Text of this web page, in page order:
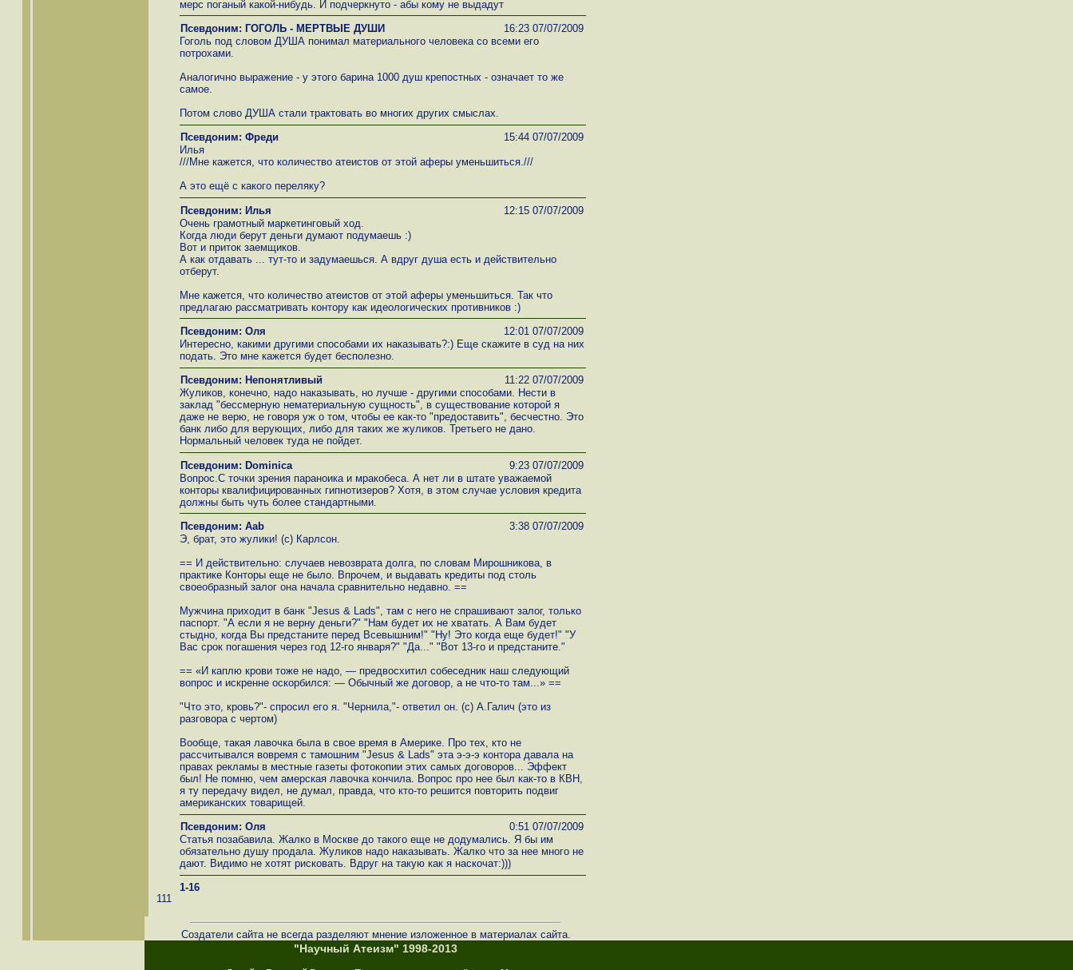
мерс поганый какой-нибудь. И подчеркнуто - абы кому не выдадут
Псевдоним: ГОГОЛЬ - МЕРТВЫЕ ДУШИ
16:23 07/07/2009
Гоголь под словом ДУША понимал материального человека со всеми его
потрохами.
Аналогично выражение - у этого барина 1000 душ крепостных - означает то же
самое.
Потом слово ДУША стали трактовать во многих других смыслах.
Псевдоним: Фреди
15:44 07/07/2009
Илья
///Мне кажется, что количество атеистов от этой аферы уменьшиться.///
А это ещё с какого переляку?
Псевдоним: Илья
12:15 07/07/2009
Очень грамотный маркетинговый ход.
Когда люди берут деньги думают подумаешь :)
Вот и приток заемщиков.
А как отдавать ... тут-то и задумаешься. А вдруг душа есть и действительно
отберут.
Мне кажется, что количество атеистов от этой аферы уменьшиться. Так что
предлагаю рассматривать контору как идеологических противников :)
Псевдоним: Оля
12:01 07/07/2009
Интересно, какими другими способами их наказывать?:) Еще скажите в суд на них
подать. Это мне кажется будет бесполезно.
Псевдоним: Непонятливый
11:22 07/07/2009
Жуликов, конечно, надо наказывать, но лучше - другими способами. Нести в
заклад "бессмерную нематериальную сущность", в существование которой я
даже не верю, не говоря уж о том, чтобы ее как-то "предоставить", бесчестно. Это
банк либо для верующих, либо для таких же жуликов. Третьего не дано.
Нормальный человек туда не пойдет.
Псевдоним: Dominica
9:23 07/07/2009
Вопрос.С точки зрения параноика и мракобеса. А нет ли в штате уважаемой
конторы квалифицированных гипнотизеров? Хотя, в этом случае условия кредита
должны быть чуть более стандартными.
Псевдоним: Ааb
3:38 07/07/2009
Э, брат, это жулики! (с) Карлсон.
== И действительно: случаев невозврата долга, по словам Мирошникова, в
практике Конторы еще не было. Впрочем, и выдавать кредиты под столь
своеобразный залог она начала сравнительно недавно. ==
Мужчина приходит в банк "Jesus & Lads", там с него не спрашивают залог, только
паспорт. "А если я не верну деньги?" "Нам будет их не хватать. А Вам будет
стыдно, когда Вы предстаните перед Всевышним!" "Ну! Это когда еще будет!" "У
Вас срок погашения через год 12-го января?" "Да..." "Вот 13-го и предстаните."
== «И каплю крови тоже не надо, — предвосхитил собеседник наш следующий
вопрос и искренне оскорбился: — Обычный же договор, а не что-то там...» ==
"Что это, кровь?"- спросил его я. "Чернила,"- ответил он. (с) А.Галич (это из
разговора с чертом)
Вообще, такая лавочка была в свое время в Америке. Про тех, кто не
рассчитывался вовремя с тамошним "Jesus & Lads" эта э-э-э контора давала на
правах рекламы в местные газеты фотокопии этих самых договоров... Эффект
был! Не помню, чем амерская лавочка кончила. Вопрос про нее был как-то в КВН,
я ту передачу видел, не думал, правда, что кто-то решится повторить подвиг
американских товарищей.
Псевдоним: Оля
0:51 07/07/2009
Статья позабавила. Жалко в Москве до такого еще не додумались. Я бы им
обязательно душу продала. Жуликов надо наказывать. Жалко что за нее много не
дают. Видимо не хотят рисковать. Вдруг на такую как я наскочат:)))
1-16
111
Создатели сайта не всегда разделяют мнение изложенное в материалах сайта.
"Научный Атеизм" 1998-2013